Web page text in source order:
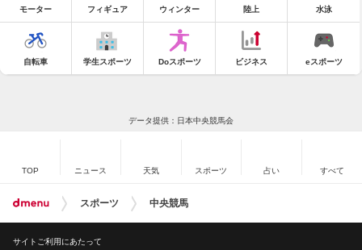
モーター フィギュア ウィンター 陸上 水泳
自転車 学生スポーツ Doスポーツ ビジネス eスポーツ
データ提供：日本中央競馬会
TOP ニュース 天気 スポーツ 占い すべて
スポーツ 中央競馬
サイトご利用にあたって